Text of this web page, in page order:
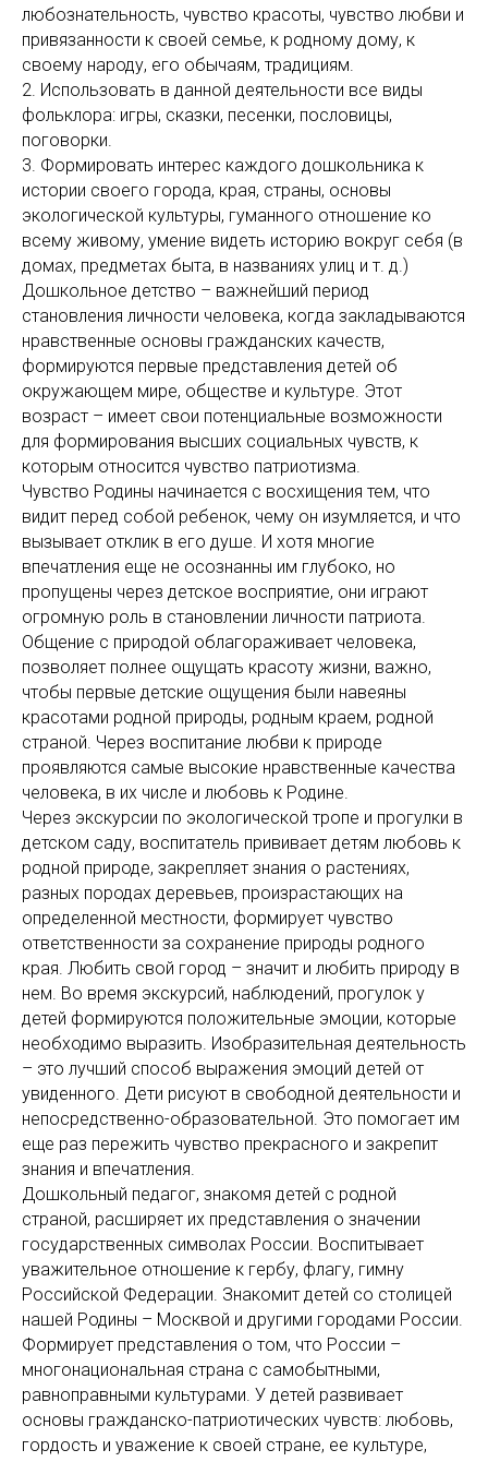
любознательность, чувство красоты, чувство любви и
привязанности к своей семье, к родному дому, к
своему народу, его обычаям, традициям.
2. Использовать в данной деятельности все виды
фольклора: игры, сказки, песенки, пословицы,
поговорки.
3. Формировать интерес каждого дошкольника к
истории своего города, края, страны, основы
экологической культуры, гуманного отношение ко
всему живому, умение видеть историю вокруг себя (в
домах, предметах быта, в названиях улиц и т. д.)
Дошкольное детство – важнейший период
становления личности человека, когда закладываются
нравственные основы гражданских качеств,
формируются первые представления детей об
окружающем мире, обществе и культуре. Этот
возраст – имеет свои потенциальные возможности
для формирования высших социальных чувств, к
которым относится чувство патриотизма.
Чувство Родины начинается с восхищения тем, что
видит перед собой ребенок, чему он изумляется, и что
вызывает отклик в его душе. И хотя многие
впечатления еще не осознанны им глубоко, но
пропущены через детское восприятие, они играют
огромную роль в становлении личности патриота.
Общение с природой облагораживает человека,
позволяет полнее ощущать красоту жизни, важно,
чтобы первые детские ощущения были навеяны
красотами родной природы, родным краем, родной
страной. Через воспитание любви к природе
проявляются самые высокие нравственные качества
человека, в их числе и любовь к Родине.
Через экскурсии по экологической тропе и прогулки в
детском саду, воспитатель прививает детям любовь к
родной природе, закрепляет знания о растениях,
разных породах деревьев, произрастающих на
определенной местности, формирует чувство
ответственности за сохранение природы родного
края. Любить свой город – значит и любить природу в
нем. Во время экскурсий, наблюдений, прогулок у
детей формируются положительные эмоции, которые
необходимо выразить. Изобразительная деятельность
– это лучший способ выражения эмоций детей от
увиденного. Дети рисуют в свободной деятельности и
непосредственно-образовательной. Это помогает им
еще раз пережить чувство прекрасного и закрепит
знания и впечатления.
Дошкольный педагог, знакомя детей с родной
страной, расширяет их представления о значении
государственных символах России. Воспитывает
уважительное отношение к гербу, флагу, гимну
Российской Федерации. Знакомит детей со столицей
нашей Родины – Москвой и другими городами России.
Формирует представления о том, что России –
многонациональная страна с самобытными,
равноправными культурами. У детей развивает
основы гражданско-патриотических чувств: любовь,
гордость и уважение к своей стране, ее культуре,